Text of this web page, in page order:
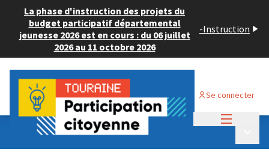
La phase d'instruction des projets du
budget participatif départemental
jeunesse 2026 est en cours : du 06 juillet
2026 au 11 octobre 2026
-Instruction
Se connecter
Budget Participatif JEUNESSE 2024
💡 Consulter les projets déposés